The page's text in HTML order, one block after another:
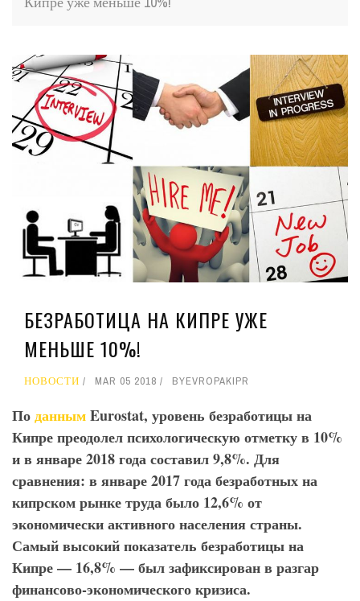
БЕЗРАБОТИЦА НА КИПРЕ УЖЕ
МЕНЬШЕ 10%!
НОВОСТИ MAR 05 2018 BYEVROPAKIPR
ПоданнымEurostat, уровень безработицы на
Кипре преодолел психологическую отметку в 10%
и в январе 2018 года составил 9,8%. Для
сравнения: в январе 2017 года безработных на
кипрском рынке труда было 12,6% от
экономически активного населения страны.
Самый высокий показатель безработицы на
Кипре — 16,8% — был зафиксирован в разгар
финансово-экономического кризиса.